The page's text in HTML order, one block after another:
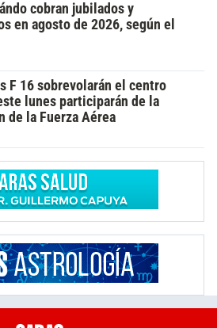
cobran jubilados y
en agosto de 2026, según el
F 16 sobrevolarán el centro
lunes participarán de la
de la Fuerza Aérea